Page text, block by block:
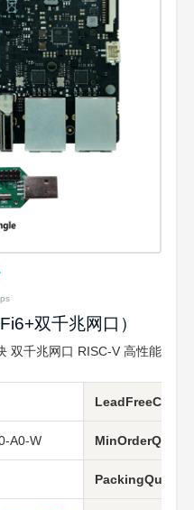
双千兆网口）
双千兆网口 RISC-V 高性能
A0-W